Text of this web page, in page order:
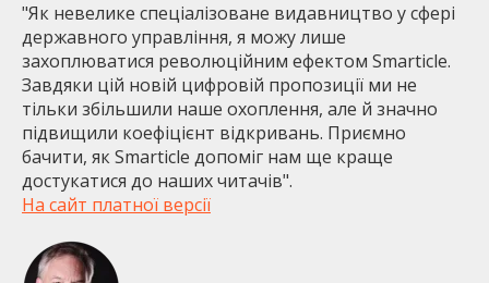
"Як невелике спеціалізоване видавництво у сфері
державного управління, я можу лише
захоплюватися революційним ефектом Smarticle.
Завдяки цій новій цифровій пропозиції ми не
тільки збільшили наше охоплення, але й значно
підвищили коефіцієнт відкривань. Приємно
бачити, як Smarticle допоміг нам ще краще
достукатися до наших читачів".
На сайт платної версії